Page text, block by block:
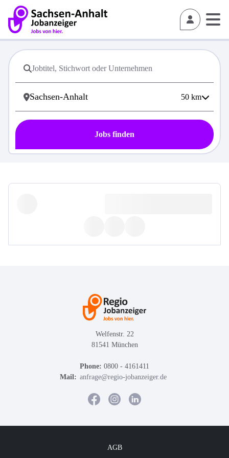
50 km
Jobs finden
Welfenstr. 22
81541 München
Phone: 0800 - 4161411
Mail: anfrage@regio-jobanzeiger.de
AGB